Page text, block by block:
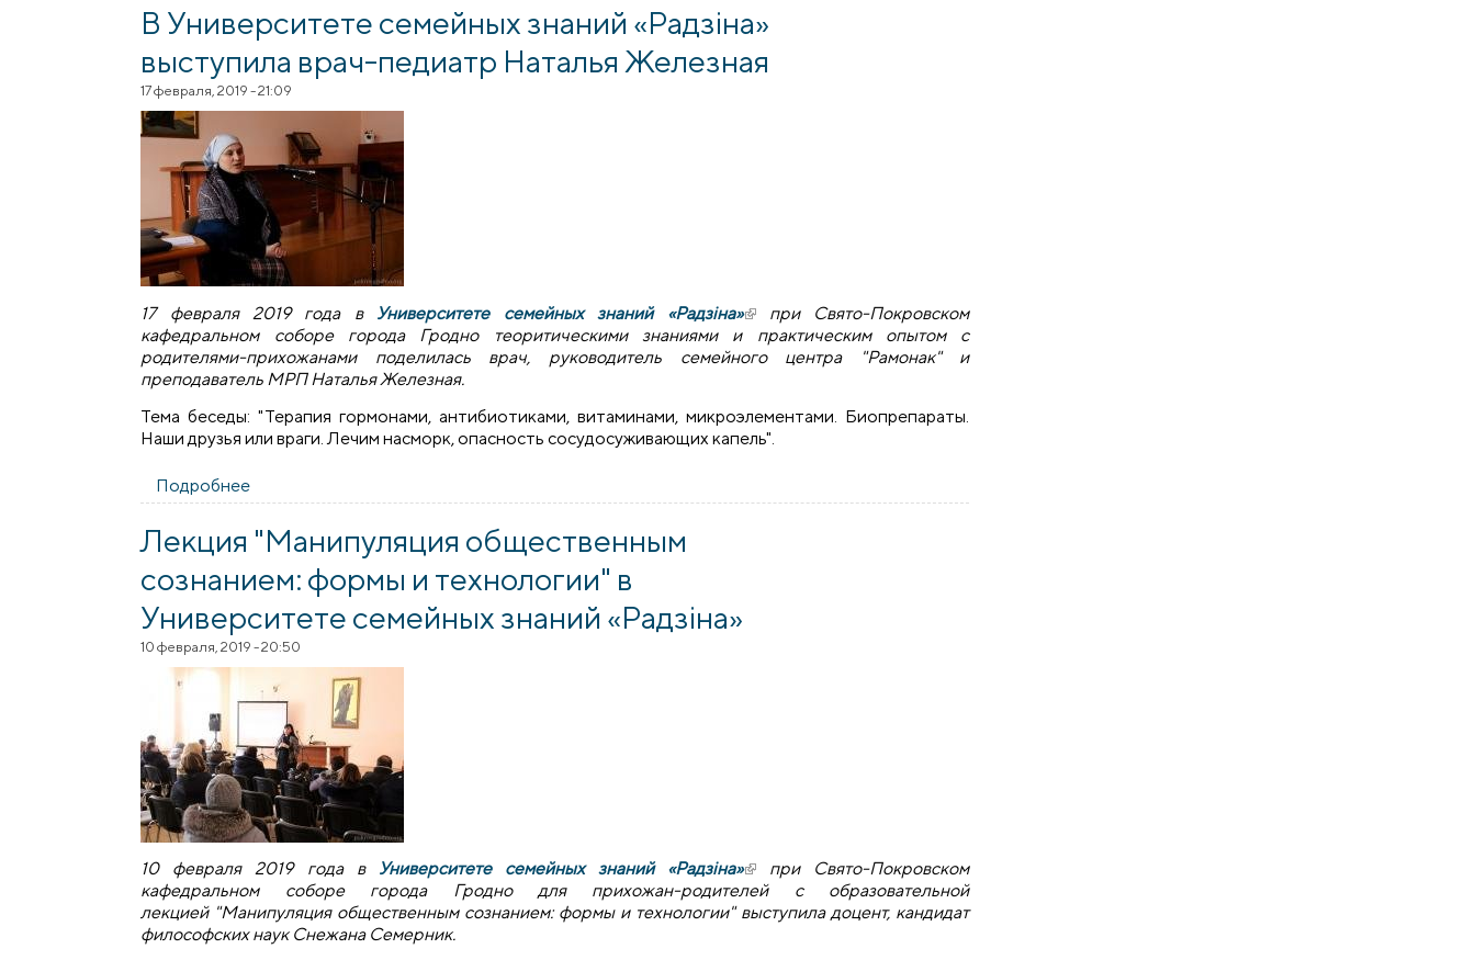
В Университете семейных знаний «Радзіна»
выступила врач-педиатр Наталья Железная
17 февраля, 2019 - 21:09
17 февраля 2019 года в Университете семейных знаний «Радзіна»(внешняя ссылка)
при Свято-Покровском
кафедральном соборе города Гродно теоритическими знаниями и практическим опытом с
родителями-прихожанами поделилась врач, руководитель семейного центра "Рамонак" и
преподаватель МРП Наталья Железная.
Тема беседы: "Терапия гормонами, антибиотиками, витаминами, микроэлементами. Биопрепараты.
Наши друзья или враги. Лечим насморк, опасность сосудосуживающих капель".
Подробнее
Лекция "Манипуляция общественным
сознанием: формы и технологии" в
Университете семейных знаний «Радзіна»
10 февраля, 2019 - 20:50
10 февраля 2019 года в Университете семейных знаний «Радзіна»(внешняя ссылка)
при Свято-Покровском
кафедральном соборе города Гродно для прихожан-родителей с образовательной
лекцией "Манипуляция общественным сознанием: формы и технологии" выступила доцент, кандидат
философских наук Снежана Семерник.